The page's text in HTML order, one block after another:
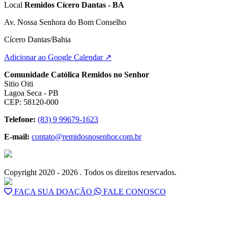
Local Remidos Cícero Dantas - BA
Av. Nossa Senhora do Bom Conselho
Cícero Dantas/Bahia
Adicionar ao Google Calendar ↗
Comunidade Católica Remidos no Senhor
Sitio Oiti
Lagoa Seca - PB
CEP: 58120-000
Telefone: (83) 9 99679-1623
E-mail: contato@remidosnosenhor.com.br
Copyright 2020 - 2026 . Todos os direitos reservados.
FAÇA SUA DOAÇÃO FALE CONOSCO